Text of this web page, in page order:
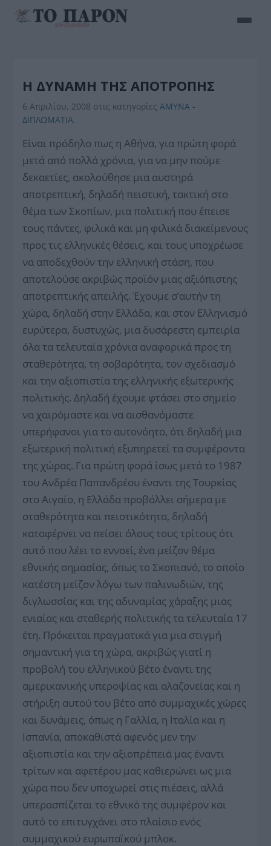
Η ΔΥΝΑΜΗ ΤΗΣ ΑΠΟΤΡΟΠΗΣ
6 Απριλίου, 2008 στις κατηγορίεςΑΜΥΝΑ -
ΔΙΠΛΩΜΑΤΙΑ,
Είναι πρόδηλο πως η Αθήνα, για πρώτη φορά
μετά από πολλά χρόνια, για να μην πούμε
δεκαετίες, ακολούθησε μια αυστηρά
αποτρεπτική, δηλαδή πειστική, τακτική στο
θέμα των Σκοπίων, μια πολιτική που έπεισε
τους πάντες, φιλικά και μη φιλικά διακείμενους
προς τις ελληνικές θέσεις, και τους υποχρέωσε
να αποδεχθούν την ελληνική στάση, που
αποτελούσε ακριβώς προϊόν μιας αξιόπιστης
αποτρεπτικής απειλής. Έχουμε σ’αυτήν τη
χώρα, δηλαδή στην Ελλάδα, και στον Ελληνισμό
ευρύτερα, δυστυχώς, μια δυσάρεστη εμπειρία
όλα τα τελευταία χρόνια αναφορικά προς τη
σταθερότητα, τη σοβαρότητα, τον σχεδιασμό
και την αξιοπιστία της ελληνικής εξωτερικής
πολιτικής. Δηλαδή έχουμε φτάσει στο σημείο
να χαιρόμαστε και να αισθανόμαστε
υπερήφανοι για το αυτονόητο, ότι δηλαδή μια
εξωτερική πολιτική εξυπηρετεί τα συμφέροντα
της χώρας. Για πρώτη φορά ίσως μετά το 1987
του Ανδρέα Παπανδρέου έναντι της Τουρκίας
στο Αιγαίο, η Ελλάδα προβάλλει σήμερα με
σταθερότητα και πειστικότητα, δηλαδή
καταφέρνει να πείσει όλους τους τρίτους ότι
αυτό που λέει το εννοεί, ένα μείζον θέμα
εθνικής σημασίας, όπως το Σκοπιανό, το οποίο
κατέστη μείζον λόγω των παλινωδιών, της
διγλωσσίας και της αδυναμίας χάραξης μιας
ενιαίας και σταθερής πολιτικής τα τελευταία 17
έτη. Πρόκειται πραγματικά για μια στιγμή
σημαντική για τη χώρα, ακριβώς γιατί η
προβολή του ελληνικού βέτο έναντι της
αμερικανικής υπεροψίας και αλαζονείας και η
στήριξη αυτού του βέτο από συμμαχικές χώρες
και δυνάμεις, όπως η Γαλλία, η Ιταλία και η
Ισπανία, αποκαθιστά αφενός μεν την
αξιοπιστία και την αξιοπρέπειά μας έναντι
τρίτων και αφετέρου μας καθιερώνει ως μια
χώρα που δεν υποχωρεί στις πιέσεις, αλλά
υπερασπίζεται το εθνικό της συμφέρον και
αυτό το επιτυγχάνει στο πλαίσιο ενός
συμμαχικού ευρωπαϊκού μπλοκ.